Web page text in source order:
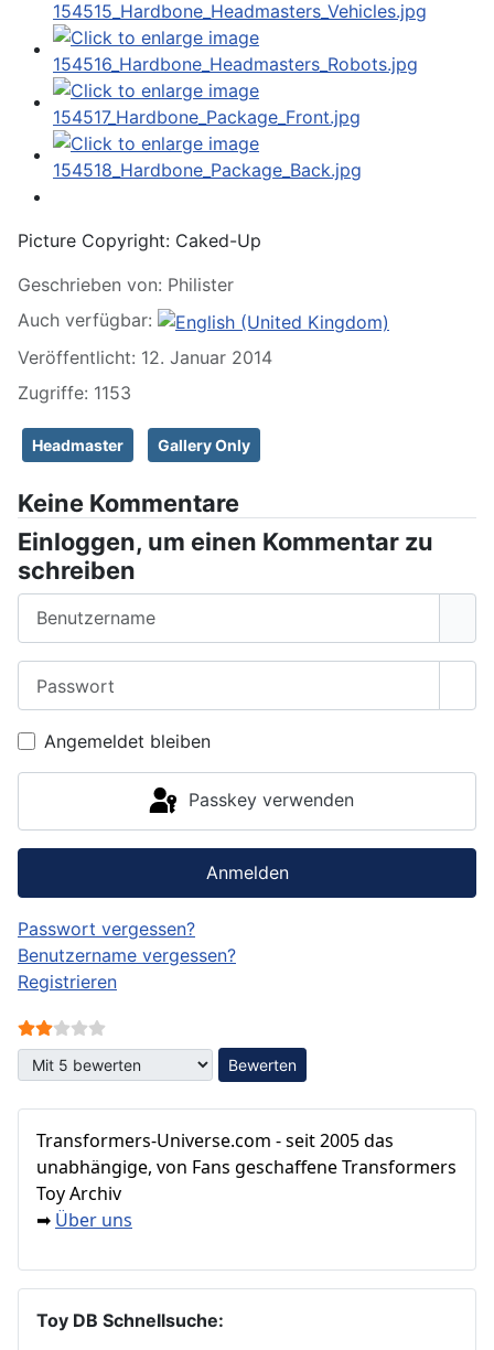
Picture Copyright: Caked-Up
Geschrieben von: Philister
Auch verfügbar:
Veröffentlicht: 12. Januar 2014
Zugriffe: 1153
Headmaster Gallery Only
Keine Kommentare
Einloggen, um einen Kommentar zu
schreiben
Angemeldet bleiben
Passkey verwenden
Anmelden
Passwort vergessen?
Benutzername vergessen?
Registrieren
Bewertung:
Bitte bewerten
Transformers‑Universe.com - seit 2005 das
unabhängige, von Fans geschaffene Transformers
Toy Archiv
➡ Über uns
Toy DB Schnellsuche: